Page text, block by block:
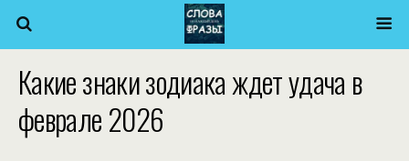
Какие знаки зодиака ждет удача в
феврале 2026